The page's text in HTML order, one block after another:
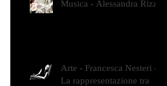
Musica - Alessandra Rizzo
Arte - Francesca Nesteri -
La rappresentazione tra